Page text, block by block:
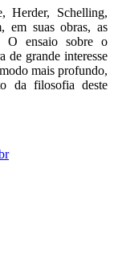
Herder, Schelling,
em suas obras, as
O ensaio sobre o
de grande interesse
mais profundo,
da filosofia deste